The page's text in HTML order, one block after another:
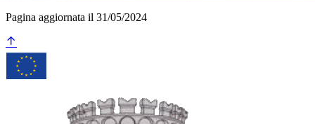
Pagina aggiornata il 31/05/2024